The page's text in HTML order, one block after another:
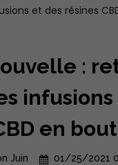
et des résines
:
infusions
en
Juin 01/25/2021